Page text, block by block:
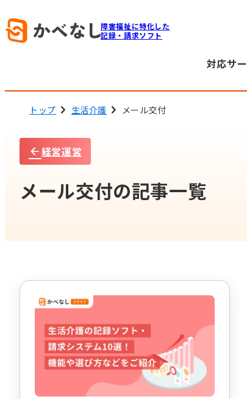
障害福祉に特化した
記録・請求ソフト
対応サ
トップ 生活介護 メール交付
経営運営
メール交付の記事一覧